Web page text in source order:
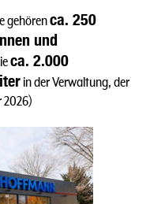
gehörenca. 250
und
ca. 2.000
in der Verwaltung, der
2026)